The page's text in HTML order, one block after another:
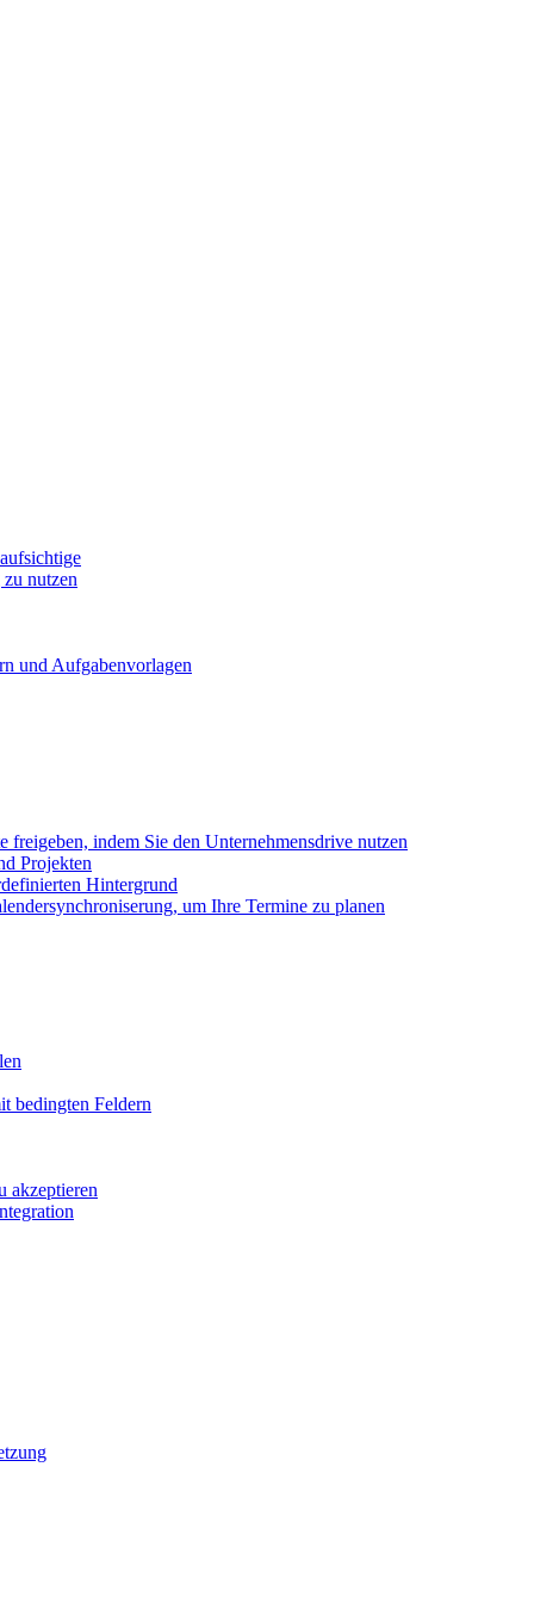
nutzen
und Aufgabenvorlagen
indem Sie den Unternehmensdrive nutzen
Projekten
Hintergrund
um Ihre Termine zu planen
bedingten Feldern
akzeptieren